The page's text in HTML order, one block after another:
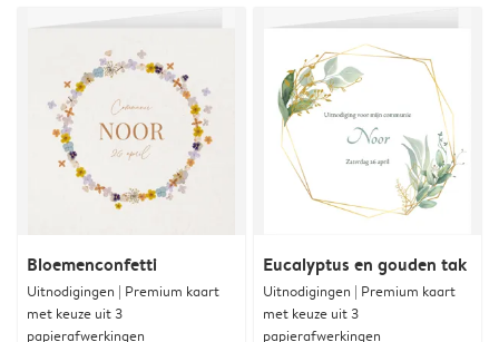
Bloemenconfetti
Uitnodigingen | Premium kaart
met keuze uit 3
papierafwerkingen
Eucalyptus en gouden tak
Uitnodigingen | Premium kaart
met keuze uit 3
papierafwerkingen